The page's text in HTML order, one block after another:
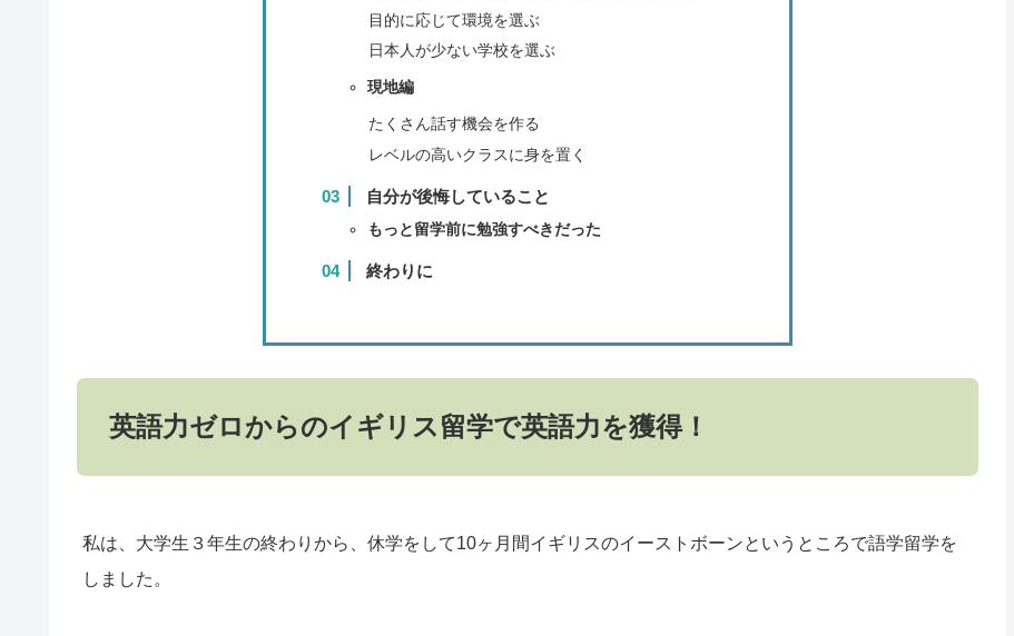
目的に応じて環境を選ぶ
日本人が少ない学校を選ぶ
現地編
たくさん話す機会を作る
レベルの高いクラスに身を置く
自分が後悔していること
もっと留学前に勉強すべきだった
終わりに
英語力ゼロからのイギリス留学で英語力を獲得！
私は、大学生３年生の終わりから、休学をして10ヶ月間イギリスのイーストボーンというところで語学留学を
しました。